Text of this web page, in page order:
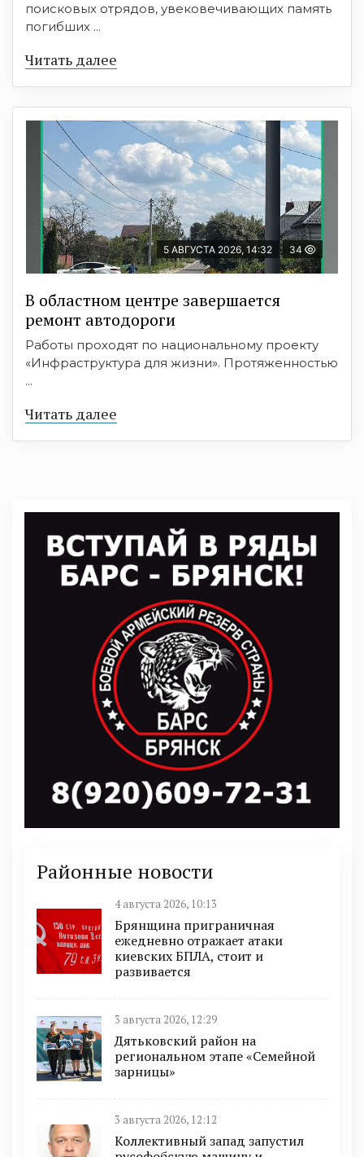
поисковых отрядов, увековечивающих память
погибших ...
Читать далее
5 АВГУСТА 2026, 14:32 34
В областном центре завершается
ремонт автодороги
Работы проходят по национальному проекту
«Инфраструктура для жизни». Протяженностью
...
Читать далее
Районные новости
4 августа 2026, 10:13
Брянщина приграничная
ежедневно отражает атаки
киевских БПЛА, стоит и
развивается
3 августа 2026, 12:29
Дятьковский район на
региональном этапе «Семейной
зарницы»
3 августа 2026, 12:12
Коллективный запад запустил